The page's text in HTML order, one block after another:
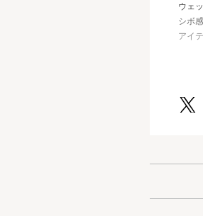
ウェ
シボ
アイ
りソ
通常
いめ